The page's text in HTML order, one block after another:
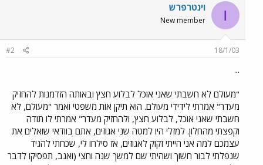
ו וינטרפרש
New member
18/1/03
#2
...
"מעולם לא חשבתי שאני אוכל לבלוע חצץ ובאותה הזדמנות להחזיק
מעדר" אמרתי לידידי מעולם. הוא תיקן אות משפטי ואמר "מעולם, לא
חשבתי שאני אוכל, לבלוע חצץ, ולהחזיק מעדר" אמרתי לו תודה
וקפצתי מהחלון. למזלי היו למטה שני אגוזים, אתם בוודאי שואלים את
עצמכם למה אני הייתי זקוק לאגוזים, אז סילחו לי, שכחתי להגיד
שנפלתי לבור חשוך ושהיתי שם למשך שנה וחצי (ואגב, תפסיקו לדבר